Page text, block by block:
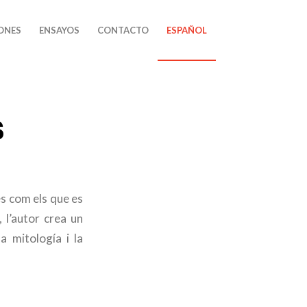
ENSAYOS CONTACTO ESPAÑOL
com els que es
crea un
mitología i la